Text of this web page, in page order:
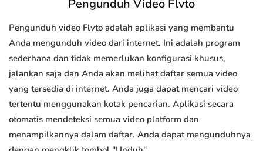
Pengunduh Video Flvto
Pengunduh video Flvto adalah aplikasi yang membantu
Anda mengunduh video dari internet. Ini adalah program
sederhana dan tidak memerlukan konfigurasi khusus,
jalankan saja dan Anda akan melihat daftar semua video
yang tersedia di internet. Anda juga dapat mencari video
tertentu menggunakan kotak pencarian. Aplikasi secara
otomatis mendeteksi semua video platform dan
menampilkannya dalam daftar. Anda dapat mengunduhnya